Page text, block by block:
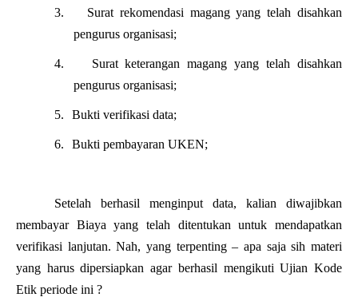
3.
Surat rekomendasi magang yang telah disahkan
pengurus organisasi;
4.
Surat keterangan magang yang telah disahkan
pengurus organisasi;
5. Bukti verifikasi data;
6. Bukti pembayaran UKEN;
Setelah berhasil menginput data, kalian diwajibkan
membayar Biaya yang telah ditentukan untuk mendapatkan
verifikasi lanjutan. Nah, yang terpenting – apa saja sih materi
yang harus dipersiapkan agar berhasil mengikuti Ujian Kode
Etik periode ini ?